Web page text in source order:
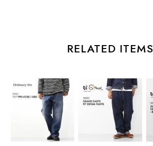
RELATED ITEMS